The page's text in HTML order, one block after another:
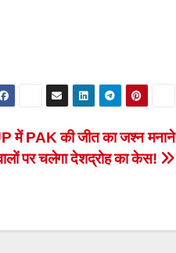
में PAK की जीत का जश्न मनाने
पर चलेगा देशद्रोह का केस!